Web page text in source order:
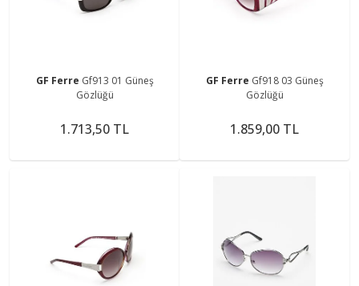
GF Ferre Gf913 01 Güneş
Gözlüğü
1.713,50 TL
GF Ferre Gf918 03 Güneş
Gözlüğü
1.859,00 TL